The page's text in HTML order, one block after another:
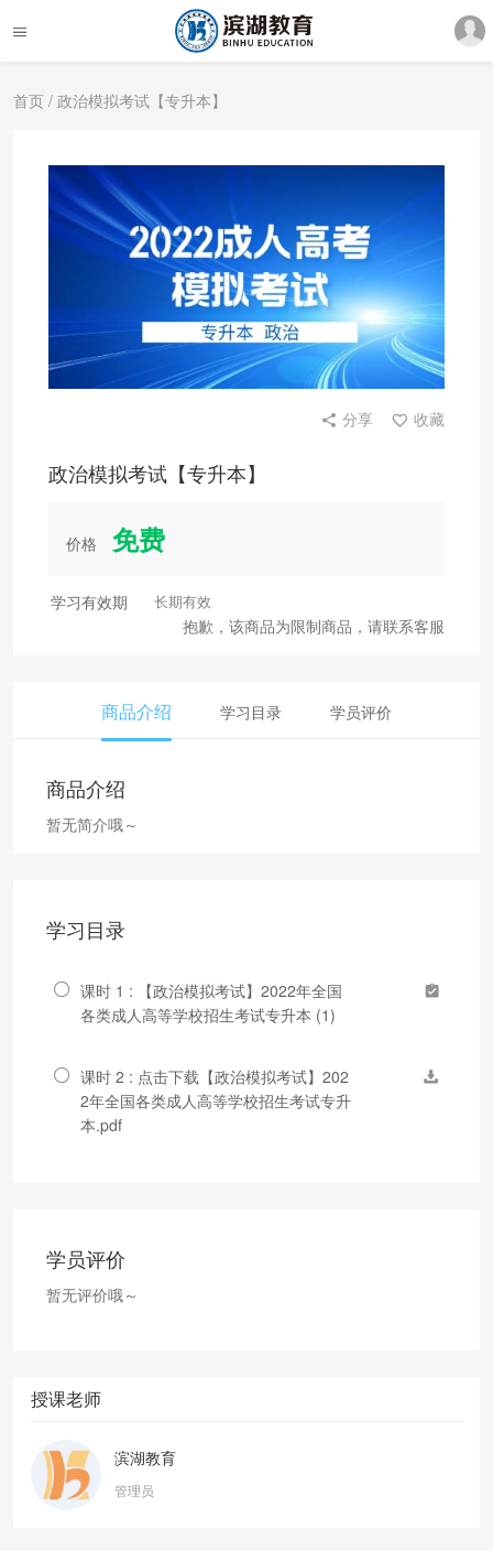
首页 / 政治模拟考试【专升本】
分享 收藏
政治模拟考试【专升本】
价格 免费
学习有效期 长期有效
抱歉，该商品为限制商品，请联系客服
商品介绍 学习目录 学员评价
商品介绍
暂无简介哦～
学习目录
课时 1 : 【政治模拟考试】2022年全国
各类成人高等学校招生考试专升本 (1)
课时 2 : 点击下载【政治模拟考试】202
2年全国各类成人高等学校招生考试专升
本.pdf
学员评价
暂无评价哦～
授课老师
滨湖教育
管理员